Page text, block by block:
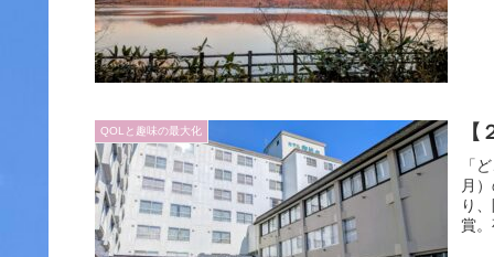
QOLと趣味の最大化
「
月
り
賞